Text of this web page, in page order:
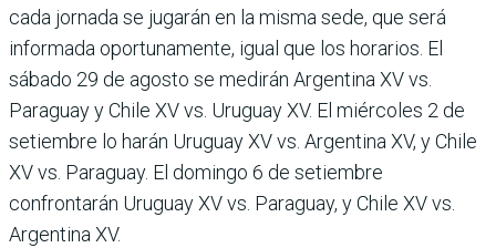
cada jornada se jugarán en la misma sede, que será
infor­mada oportunamente, igual que los horarios. El
sábado 29 de agosto se medirán Argen­tina XV vs.
Paraguay y Chile XV vs. Uruguay XV. El miér­coles 2 de
setiembre lo harán Uruguay XV vs. Argentina XV, y Chile
XV vs. Paraguay. El domingo 6 de setiembre
confrontarán Uruguay XV vs. Paraguay, y Chile XV vs.
Argentina XV.